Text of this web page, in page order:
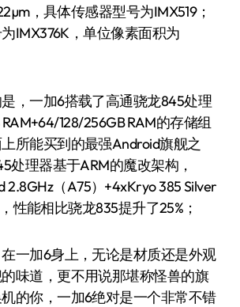
，具体传感器型号为IMX519；
IMX376K，单位像素面积为
一加6搭载了高通骁龙845处理
128/256GB RAM的存储组
所能买到的最强Android旗舰之
处理器基于ARM的魔改架构，
2.8GHz（A75）+4xKryo 385 Silver
性能相比骁龙835提升了25%；
加6身上，无论是材质还是外观
味道，更不用说那堪称怪兽的旗
的你，一加6绝对是一个非常不错